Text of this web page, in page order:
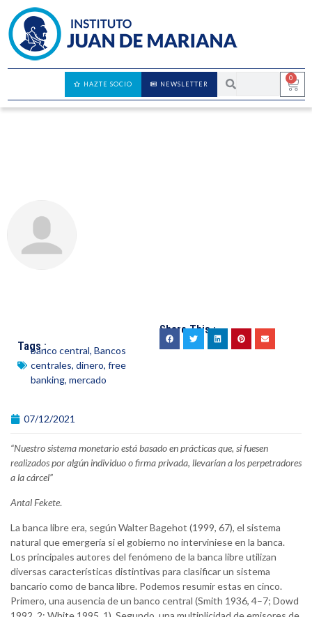
0
NEWSLETTER
HAZTE SOCIO
Tags :banco central, Bancos
centrales, dinero, free
banking, mercado
Share This :
07/12/2021
“Nuestro sistema monetario está basado en prácticas que, si fuesen
realizados por algún individuo o firma privada, llevarían a los perpetradores
a la cárcel”
Antal Fekete.
La banca libre era, según Walter Bagehot (1999, 67), el sistema
natural que emergería si el gobierno no interviniese en la banca.
Los principales autores del fenómeno de la banca libre utilizan
diversas características distintivas para clasificar un sistema
bancario como de banca libre. Podemos resumir estas en cinco.
Primero, una ausencia de un banco central (Smith 1936, 4–7; Dowd